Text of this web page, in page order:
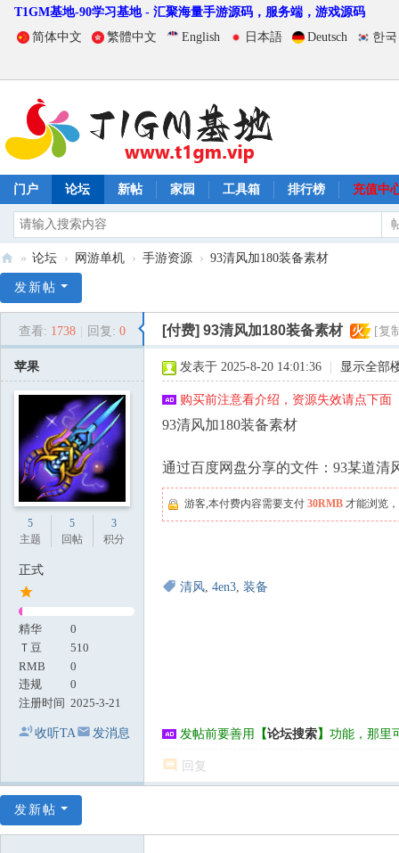
T1GM基地-90学习基地 - 汇聚海量手游源码，服务端，游戏源码
简体中文
繁體中文 English 日本語 Deutsch 한
门户 论坛 新帖 家园 工具箱 排行榜 充值中
1
» 论坛 › 网游单机 › 手游资源 › 93清风加180装备素材
发新帖
查看: 1738 回复: 0 [付费] 93清风加180装备素材 火 [复
苹果
5
主题
5
回帖
3
积分
正式
精华
0
Ｔ豆
510
RMB
0
违规
0
注册时间 2025-3-21
收听TA 发消息
发表于 2025-8-20 14:01:36 显示全部
购买前注意看介绍，资源失效请点下
93清风加180装备素材
通过百度网盘分享的文件：93某道清
游客,本付费内容需要支付 30RMB 才能浏览
清风, 4en3, 装备
发帖前要善用 【论坛搜索】 功能，那里
回复
发新帖